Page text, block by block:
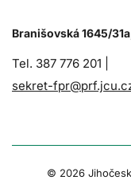
Branišovská 1645/
Tel. 387 776 201 |
sekret-
© 2026